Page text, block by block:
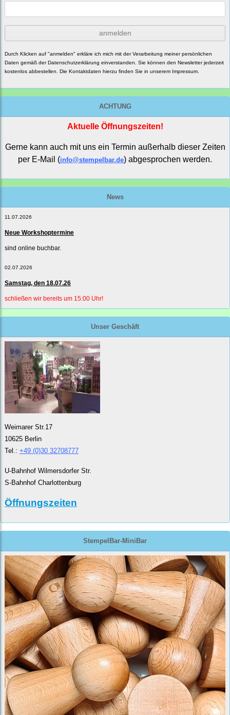
anmelden
Durch Klicken auf "anmelden" erkläre ich mich mit der Verarbeitung meiner persönlichen
Daten gemäß der Datenschutzerklärung einverstanden. Sie können den Newsletter jederzeit
kostenlos abbestellen. Die Kontaktdaten hierzu finden Sie in unserem Impressum.
ACHTUNG
Aktuelle Öffnungszeiten!
Gerne kann auch mit uns ein Termin außerhalb dieser Zeiten
per E-Mail (info@stempelbar.de) abgesprochen werden.
News
11.07.2026
Neue Workshoptermine
sind online buchbar.
02.07.2026
Samstag, den 18.07.26
schließen wir bereits um 15:00 Uhr!
Unser Geschäft
Weimarer Str.17
10625 Berlin
Tel.: +49 (0)30 32708777
U-Bahnhof Wilmersdorfer Str.
S-Bahnhof Charlottenburg
Öffnungszeiten
StempelBar-MiniBar